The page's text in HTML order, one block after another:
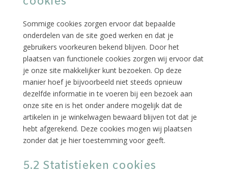
Sommige cookies zorgen ervoor dat bepaalde
onderdelen van de site goed werken en dat je
gebruikers voorkeuren bekend blijven. Door het
plaatsen van functionele cookies zorgen wij ervoor dat
je onze site makkelijker kunt bezoeken. Op deze
manier hoef je bijvoorbeeld niet steeds opnieuw
dezelfde informatie in te voeren bij een bezoek aan
onze site en is het onder andere mogelijk dat de
artikelen in je winkelwagen bewaard blijven tot dat je
hebt afgerekend. Deze cookies mogen wij plaatsen
zonder dat je hier toestemming voor geeft.
5.2 Statistieken cookies